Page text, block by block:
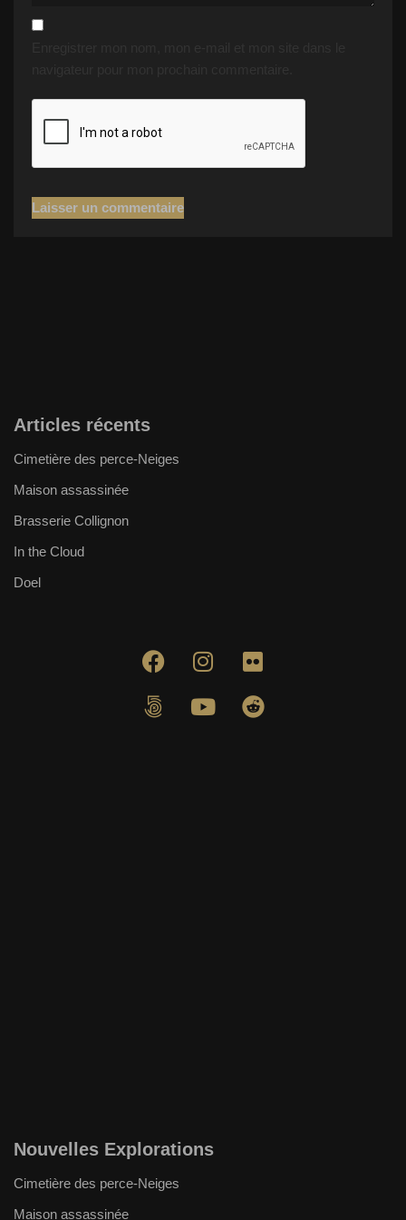
Articles récents
Cimetière des perce-Neiges
Maison assassinée
Brasserie Collignon
In the Cloud
Doel
Nouvelles Explorations
Cimetière des perce-Neiges
Maison assassinée